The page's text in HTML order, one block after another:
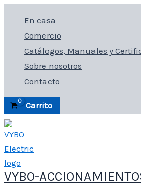
contenido
En casa
Comercio
Catálogos, Manuales y
Sobre nosotros
Contacto
Carrito
VYBO-